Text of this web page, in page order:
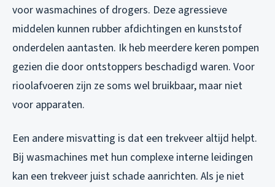
voor wasmachines of drogers. Deze agressieve
middelen kunnen rubber afdichtingen en kunststof
onderdelen aantasten. Ik heb meerdere keren pompen
gezien die door ontstoppers beschadigd waren. Voor
rioolafvoeren zijn ze soms wel bruikbaar, maar niet
voor apparaten.
Een andere misvatting is dat een trekveer altijd helpt.
Bij wasmachines met hun complexe interne leidingen
kan een trekveer juist schade aanrichten. Als je niet